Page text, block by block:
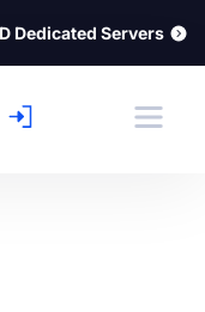
Dedicated Servers